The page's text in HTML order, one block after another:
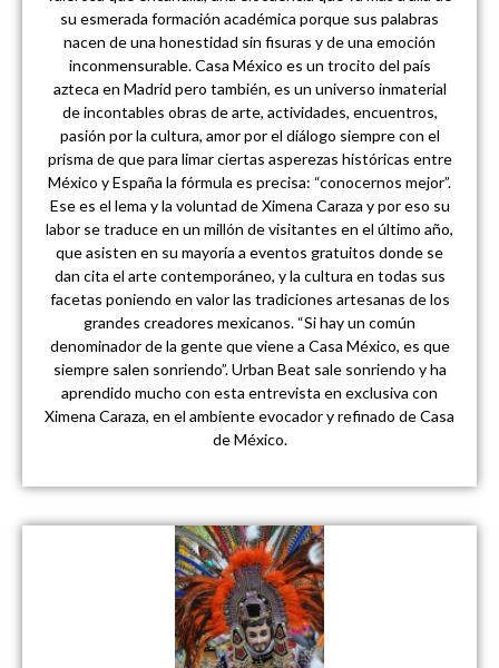
su esmerada formación académica porque sus palabras
nacen de una honestidad sin fisuras y de una emoción
inconmensurable. Casa México es un trocito del país
azteca en Madrid pero también, es un universo inmaterial
de incontables obras de arte, actividades, encuentros,
pasión por la cultura, amor por el diálogo siempre con el
prisma de que para limar ciertas asperezas históricas entre
México y España la fórmula es precisa: “conocernos mejor”.
Ese es el lema y la voluntad de Ximena Caraza y por eso su
labor se traduce en un millón de visitantes en el último año,
que asisten en su mayoría a eventos gratuitos donde se
dan cita el arte contemporáneo, y la cultura en todas sus
facetas poniendo en valor las tradiciones artesanas de los
grandes creadores mexicanos. “Si hay un común
denominador de la gente que viene a Casa México, es que
siempre salen sonriendo”. Urban Beat sale sonriendo y ha
aprendido mucho con esta entrevista en exclusiva con
Ximena Caraza, en el ambiente evocador y refinado de Casa
de México.